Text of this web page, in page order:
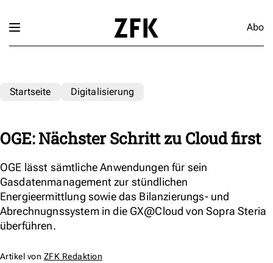
Abo
Startseite Digitalisierung
OGE: Nächster Schritt zu Cloud first
OGE lässt sämtliche Anwendungen für sein
Gasdatenmanagement zur stündlichen
Energieermittlung sowie das Bilanzierungs- und
Abrechnugnssystem in die GX@Cloud von Sopra Steria
überführen.
Artikel von ZFK Redaktion